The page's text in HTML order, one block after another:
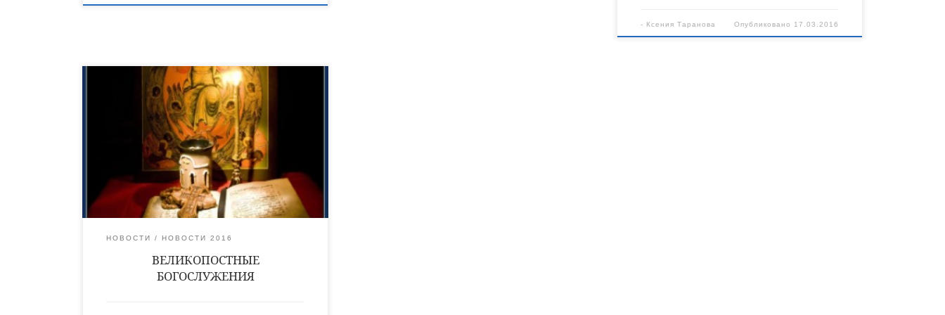
- Ксения Таранова Опубликовано 17.03.2016
Великий пост – это великий дар Божий для
спасения наших душ. Первая его неделя – сеяние
добродетелей, весь пост – терпеливое и бережное
их взращивание. Последняя неделя – собирание
плодов, а праздник Пасхи Христовой – время
вкушения плодов от телесных и духовных трудов,
понесенных в пост. Нельзя стать совершенным за
один пост, но можно […]
НОВОСТИ НОВОСТИ 2016
ВЕЛИКОПОСТНЫЕ
БОГОСЛУЖЕНИЯ